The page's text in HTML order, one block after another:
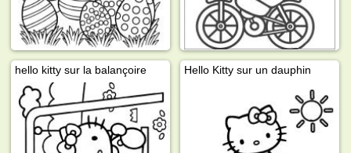
hello kitty sur la balançoire Hello Kitty sur un dauphin